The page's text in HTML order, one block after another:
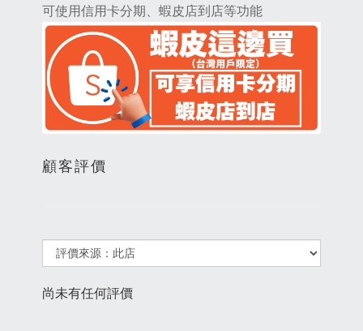
可使用信用卡分期、蝦皮店到店等功能
顧客評價
尚未有任何評價